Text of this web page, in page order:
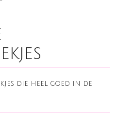
die heel goed in de